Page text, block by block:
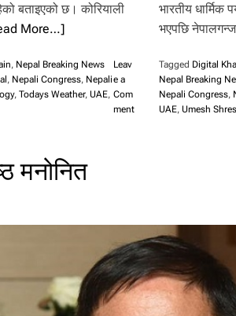
बताइएको छ। कोरियाली
More…]
, Nepal Breaking News
, Nepali Congress, Nepali
, Todays Weather, UAE,
Leav
e a
Com
mento
क्सी
ए
स
२
७
भारतीय
भएपछि
Tagged Digital
Nepal Breaking
Nepali Congress,
UAE, Umesh
मनोनित